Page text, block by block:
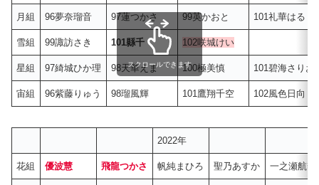
月組 96夢奈瑠音 97蓮つかさ 99英かおと 101礼華はる
雪組 99諏訪さき 101縣千 102咲城けい
星組 97綺城ひか理 98天華えま 100極美慎 101碧海さりお
宙組 96紫藤りゅう 98瑠風輝 101鷹翔千空 102風色日向
スクロールできます
2022年
花組 優波慧 飛龍つかさ 帆純まひろ 聖乃あすか 一之瀬航季